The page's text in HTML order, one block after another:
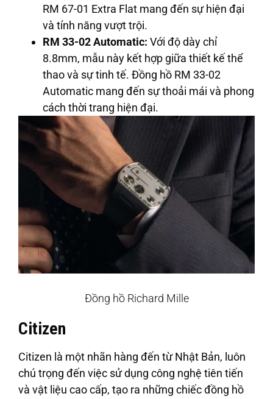
RM 67-01 Extra Flat mang đến sự hiện đại
và tính năng vượt trội.
RM 33-02 Automatic: Với độ dày chỉ
8.8mm, mẫu này kết hợp giữa thiết kế thể
thao và sự tinh tế. Đồng hồ RM 33-02
Automatic mang đến sự thoải mái và phong
cách thời trang hiện đại.
Đồng hồ Richard Mille
Citizen
Citizen là một nhãn hàng đến từ Nhật Bản, luôn
chú trọng đến việc sử dụng công nghệ tiên tiến
và vật liệu cao cấp, tạo ra những chiếc đồng hồ